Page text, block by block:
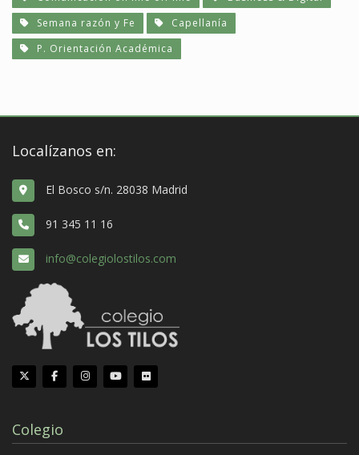
Semana razón y Fe
Capellanía
P. Orientación Académica
Localízanos en:
El Bosco s/n. 28038 Madrid
91 345 11 16
info@colegiolostilos.com
Colegio